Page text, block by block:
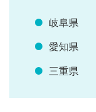
岐阜県
愛知県
三重県